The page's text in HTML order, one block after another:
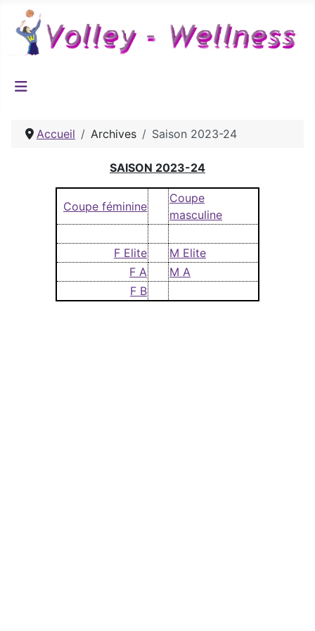
Accueil Archives Saison 2023-24
SAISON 2023-24
Coupe féminine
Coupe
masculine
F Elite
M Elite
F A
M A
F B